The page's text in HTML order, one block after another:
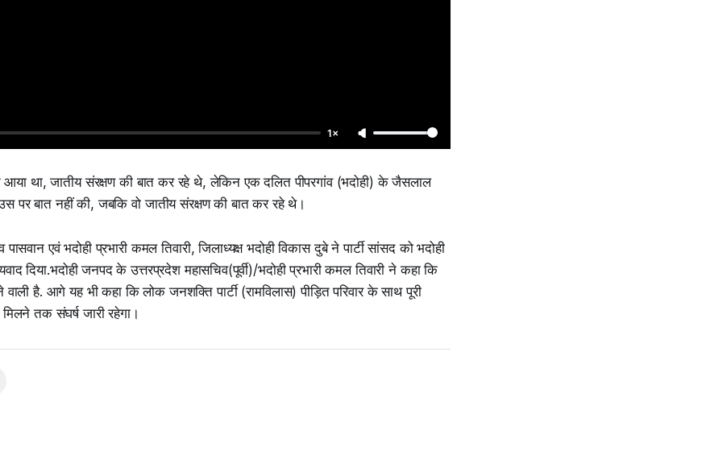
1×
था, जातीय संरक्षण की बात कर रहे थे, लेकिन एक दलित पीपरगांव (भदोही) के जैसलाल
पर बात नहीं की, जबकि वो जातीय संरक्षण की बात कर रहे थे।
पासवान एवं भदोही प्रभारी कमल तिवारी, जिलाध्यक्ष भदोही विकास दुबे ने पार्टी सांसद को भदोही
दिया.भदोही जनपद के उत्तरप्रदेश महासचिव(पूर्वी)/भदोही प्रभारी कमल तिवारी ने कहा कि
है. आगे यह भी कहा कि लोक जनशक्ति पार्टी (रामविलास) पीड़ित परिवार के साथ पूरी
तक संघर्ष जारी रहेगा।